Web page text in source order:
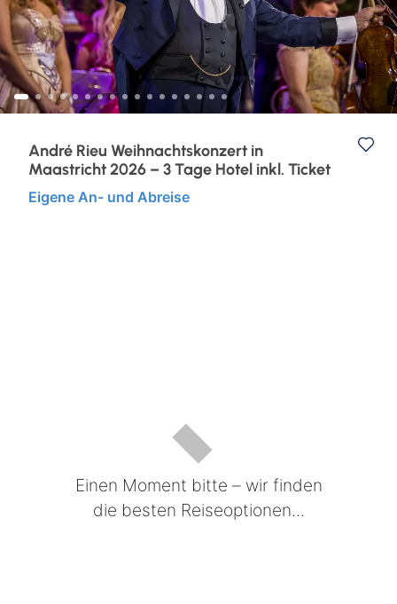
Eventreisen
Klassische Konzerte
Konzertreisen
Kurzurlaub
Kunst, Kultur & Kulinarik
Ruhr & Rhein
Europa
André Rieu Weihnachtskonzert in
Maastricht 2026 – 3 Tage Hotel inkl. Ticket
Eigene An- und Abreise
Einen Moment bitte – wir finden
die besten Reiseoptionen...